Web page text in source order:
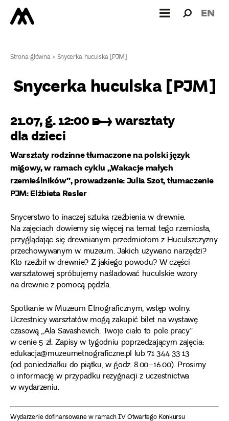
dla: EN
Strona główna>Snycerka huculska [PJM]
Snycerka huculska [PJM]
21.07, g. 12:00 ➸ warsztaty
dla dzieci
Warsztaty rodzinne tłumaczone na polski język
migowy, w ramach cyklu „Wakacje małych
rzemieślników”, prowadzenie:Julia Szot, tłumaczenie
PJM: Elżbieta Resler
Snycerstwo to inaczej sztuka rzeźbienia w drewnie.
Na zajęciach dowiemy się więcej na temat tego rzemiosła,
przyglądając się drewnianym przedmiotom z Huculszczyzny
przechowywanym w muzeum. Jakich używano narzędzi?
Kto rzeźbił w drewnie? Z jakiego powodu? W części
warsztatowej spróbujemy naśladować huculskie wzory
na drewnie z pomocą pędzla.
Spotkanie w Muzeum Etnograficznym, wstęp wolny.
Uczestnicy warsztatów mogą zakupić bilet na wystawę
czasową „Ala Savashevich. Twoje ciało to pole pracy”
w cenie 5 zł. Zapisy w tygodniu poprzedzającym zajęcia:
edukacja@muzeumetnograficzne.pl lub 71 344 33 13
(od poniedziałku do piątku, w godz. 8.00–16.00). Prosimy
o informację w przypadku rezygnacji z uczestnictwa
w wydarzeniu.
Wydarzenie dofinansowane w ramach IV Otwartego Konkursu